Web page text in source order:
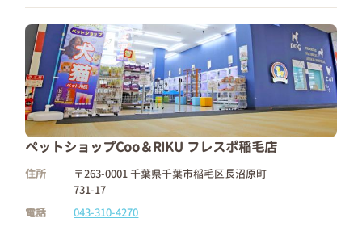
ペットショップCoo＆RIKU フレスポ稲毛店
住所
〒263-0001 千葉県千葉市稲毛区長沼原町
731-17
電話
043-310-4270